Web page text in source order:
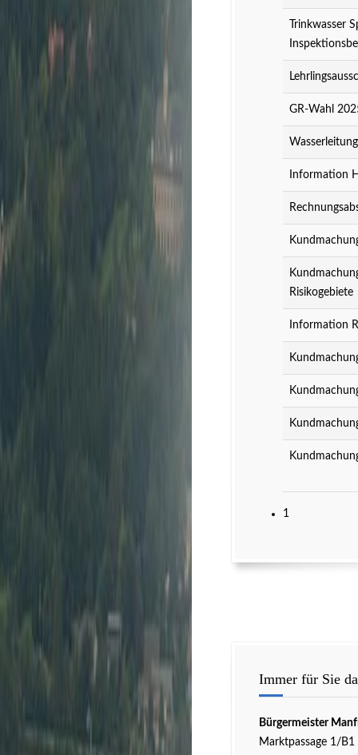
Trinkwasser
GR-Wahl
Information
Risikogebiete
Information
1
Immer für Sie
Bürgermeister
Marktpassage 1/B1